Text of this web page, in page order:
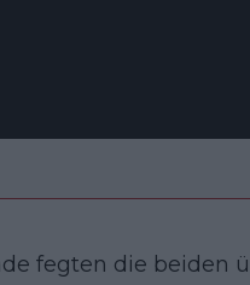
fegten die beiden